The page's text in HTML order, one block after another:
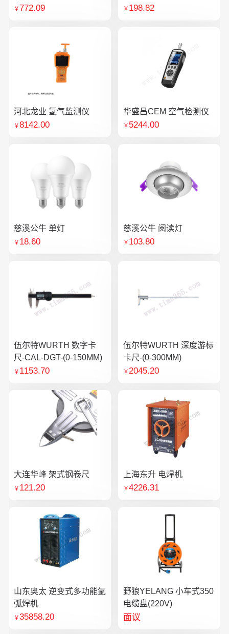
￥772.09 ￥ 198.82
河北龙业 氢气监测仪
￥8142.00
华盛昌CEM 空气检测仪
￥ 5244.00
慈溪公牛 单灯
￥ 18.60
慈溪公牛 阅读灯
￥ 103.80
伍尔特WURTH 数字卡
尺-CAL-DGT-(0-150MM)
￥ 1153.70
伍尔特WURTH 深度游标
卡尺-(0-300MM)
￥2045.20
大连华峰 架式钢卷尺
￥ 121.20
上海东升 电焊机
￥4226.31
山东奥太 逆变式多功能氩
弧焊机
￥35858.20
野狼YELANG 小车式350
电缆盘(220V)
面议